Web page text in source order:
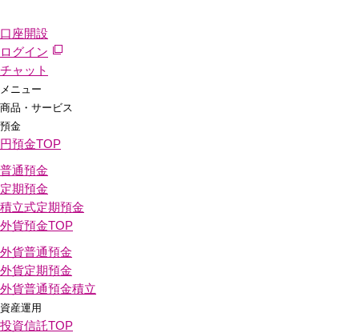
口座開設
ログイン
チャット
メニュー
商品・サービス
預金
円預金TOP
普通預金
定期預金
積立式定期預金
外貨預金TOP
外貨普通預金
外貨定期預金
外貨普通預金積立
資産運用
投資信託TOP